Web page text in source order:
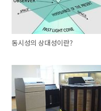
동시성의 상대성이란?